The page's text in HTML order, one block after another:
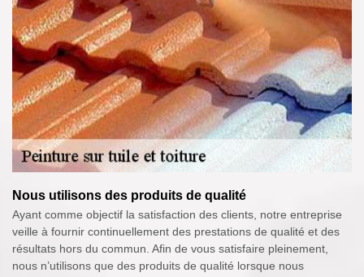
Nous utilisons des produits de qualité
Ayant comme objectif la satisfaction des clients, notre entreprise
veille à fournir continuellement des prestations de qualité et des
résultats hors du commun. Afin de vous satisfaire pleinement,
nous n’utilisons que des produits de qualité lorsque nous